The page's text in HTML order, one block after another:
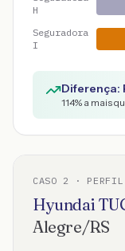
H
Seguradora
I
Diferença:
114% a mais
CASO 2 · PERFIL
Hyundai
Alegre/RS